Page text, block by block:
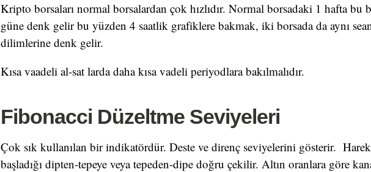
Kripto borsaları normal borsalardan çok hızlıdır. Normal borsadaki 1 hafta bu
güne denk gelir bu yüzden 4 saatlik grafiklere bakmak, iki borsada da aynı
dilimlerine denk gelir.
Kısa vaadeli al-sat larda daha kısa vadeli periyodlara bakılmalıdır.
Fibonacci Düzeltme Seviyeleri
Çok sık kullanılan bir indikatördür. Deste ve direnç seviyelerini gösterir.
başladığı dipten-tepeye veya tepeden-dipe doğru çekilir. Altın oranlara göre